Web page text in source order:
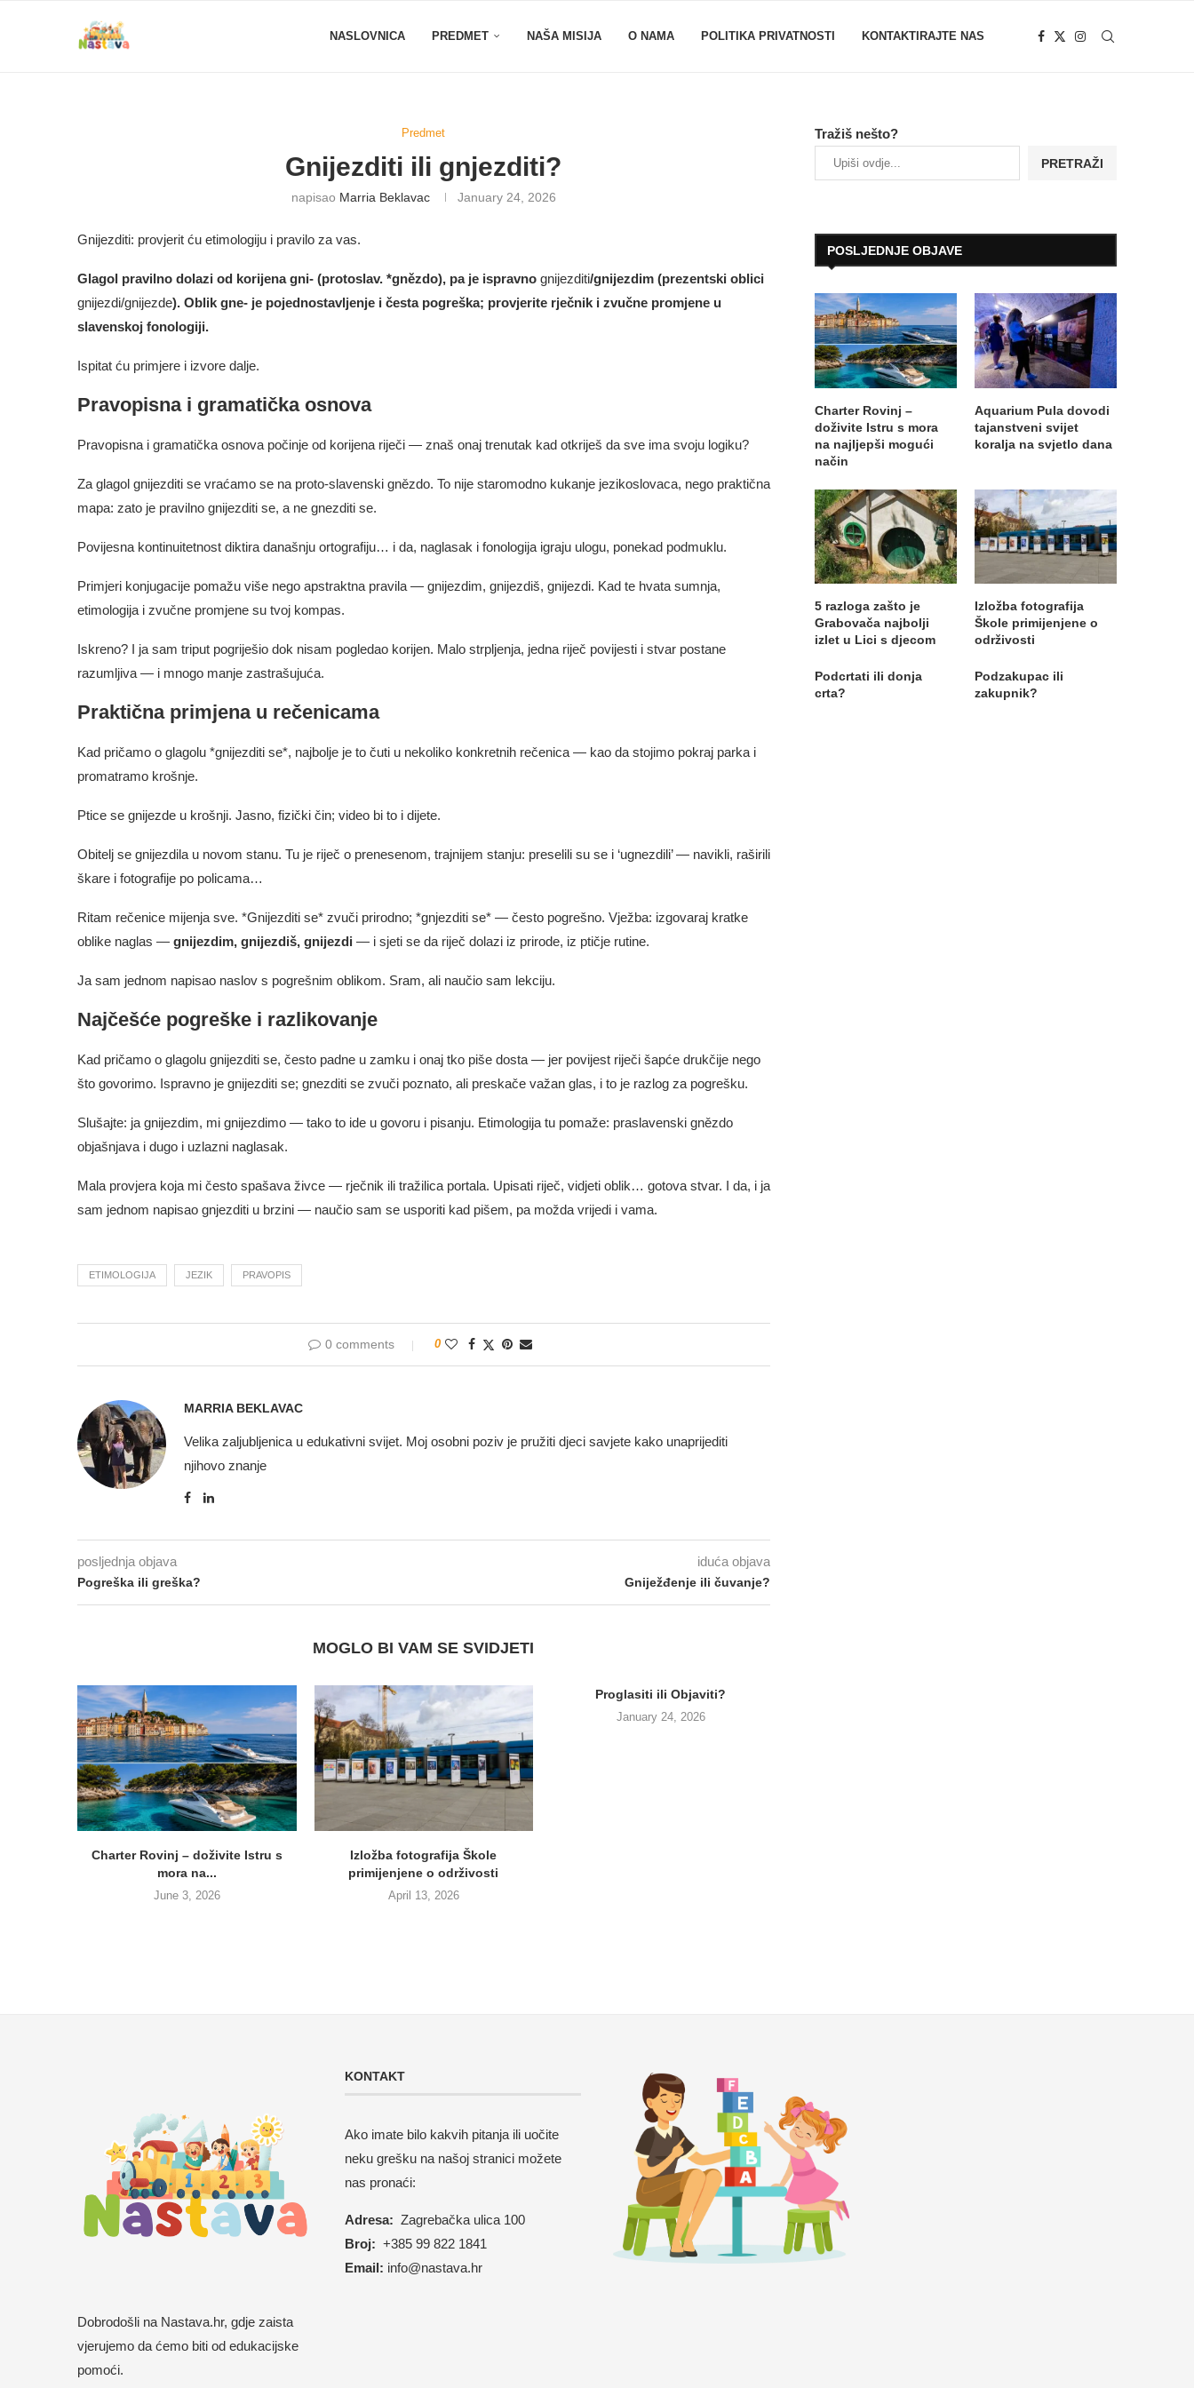
NASLOVNICA PREDMET NAŠA MISIJA O NAMA POLITIKA PRIVATNOSTI KONTAKTIRAJTE NAS
Predmet
Gnijezditi ili gnjezditi?
napisao Marria Beklavac January 24, 2026
Gnijezditi: provjerit ću etimologiju i pravilo za vas.
Glagol pravilno dolazi od korijena gni‑ (protoslav. *gnězdo), pa je ispravno gnijezditi/gnijezdim (prezentski oblici
gnijezdi/gnijezde). Oblik gne‑ je pojednostavljenje i česta pogreška; provjerite rječnik i zvučne promjene u
slavenskoj fonologiji.
Ispitat ću primjere i izvore dalje.
Pravopisna i gramatička osnova
Pravopisna i gramatička osnova počinje od korijena riječi — znaš onaj trenutak kad otkriješ da sve ima svoju logiku?
Za glagol gnijezditi se vraćamo se na proto‑slavenski gnězdo. To nije staromodno kukanje jezikoslovaca, nego praktična
mapa: zato je pravilno gnijezditi se, a ne gnezditi se.
Povijesna kontinuitetnost diktira današnju ortografiju… i da, naglasak i fonologija igraju ulogu, ponekad podmuklu.
Primjeri konjugacije pomažu više nego apstraktna pravila — gnijezdim, gnijezdiš, gnijezdi. Kad te hvata sumnja,
etimologija i zvučne promjene su tvoj kompas.
Iskreno? I ja sam triput pogriješio dok nisam pogledao korijen. Malo strpljenja, jedna riječ povijesti i stvar postane
razumljiva — i mnogo manje zastrašujuća.
Praktična primjena u rečenicama
Kad pričamo o glagolu *gnijezditi se*, najbolje je to čuti u nekoliko konkretnih rečenica — kao da stojimo pokraj parka i
promatramo krošnje.
Ptice se gnijezde u krošnji. Jasno, fizički čin; video bi to i dijete.
Obitelj se gnijezdila u novom stanu. Tu je riječ o prenesenom, trajnijem stanju: preselili su se i ‘ugnezdili’ — navikli, raširili
škare i fotografije po policama…
Ritam rečenice mijenja sve. *Gnijezditi se* zvuči prirodno; *gnjezditi se* — često pogrešno. Vježba: izgovaraj kratke
oblike naglas — gnijezdim, gnijezdiš, gnijezdi — i sjeti se da riječ dolazi iz prirode, iz ptičje rutine.
Ja sam jednom napisao naslov s pogrešnim oblikom. Sram, ali naučio sam lekciju.
Najčešće pogreške i razlikovanje
Kad pričamo o glagolu gnijezditi se, često padne u zamku i onaj tko piše dosta — jer povijest riječi šapće drukčije nego
što govorimo. Ispravno je gnijezditi se; gnezditi se zvuči poznato, ali preskače važan glas, i to je razlog za pogrešku.
Slušajte: ja gnijezdim, mi gnijezdimo — tako to ide u govoru i pisanju. Etimologija tu pomaže: praslavenski gnězdo
objašnjava i dugo i uzlazni naglasak.
Mala provjera koja mi često spašava živce — rječnik ili tražilica portala. Upisati riječ, vidjeti oblik… gotova stvar. I da, i ja
sam jednom napisao gnjezditi u brzini — naučio sam se usporiti kad pišem, pa možda vrijedi i vama.
ETIMOLOGIJA JEZIK PRAVOPIS
0 comments 0
MARRIA BEKLAVAC
Velika zaljubljenica u edukativni svijet. Moj osobni poziv je pružiti djeci savjete kako unaprijediti
njihovo znanje
posljednja objava
Pogreška ili greška?
iduća objava
Gniježđenje ili čuvanje?
MOGLO BI VAM SE SVIDJETI
Charter Rovinj – doživite Istru s
mora na...
June 3, 2026
Izložba fotografija Škole
primijenjene o održivosti
April 13, 2026
Proglasiti ili Objaviti?
January 24, 2026
Tražiš nešto?
PRETRAŽI
POSLJEDNJE OBJAVE
Charter Rovinj –
doživite Istru s mora
na najljepši mogući
način
Aquarium Pula dovodi
tajanstveni svijet
koralja na svjetlo dana
5 razloga zašto je
Grabovača najbolji
izlet u Lici s djecom
Izložba fotografija
Škole primijenjene o
održivosti
Podcrtati ili donja
crta?
Podzakupac ili
zakupnik?
Dobrodošli na Nastava.hr, gdje zaista
vjerujemo da ćemo biti od edukacijske
pomoći.
KONTAKT
Ako imate bilo kakvih pitanja ili uočite
neku grešku na našoj stranici možete
nas pronaći:
Adresa: Zagrebačka ulica 100
Broj: +385 99 822 1841
Email: info@nastava.hr